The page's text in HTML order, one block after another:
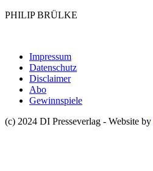
PHILIP BRÜLKE
Impressum
Datenschutz
Disclaimer
Abo
Gewinnspiele
(c) 2024 DI Presseverlag - Website by